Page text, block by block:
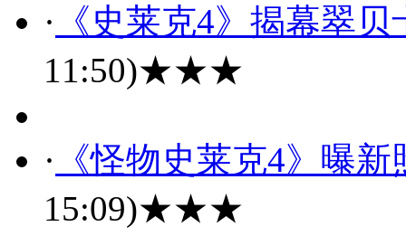
· 《史莱克4》揭幕翠
11:50)★★★
· 《怪物史莱克4》曝
15:09)★★★